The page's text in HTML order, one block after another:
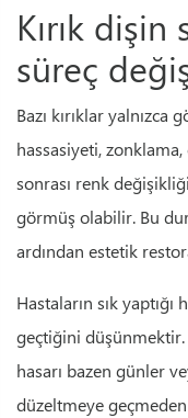
Kırık
süreç
Bazı kırıklar
hassasiyeti, zonklama,
sonrası renk
görmüş olabilir. Bu
ardından estetik
Hastaların sık yaptığı
geçtiğini
hasarı bazen günler
düzeltmeye